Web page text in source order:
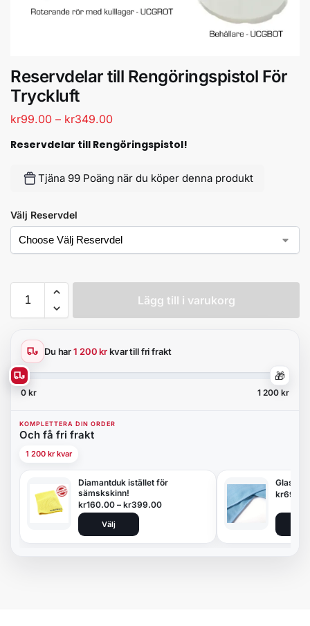
Reservdelar till Rengöringspistol För
Tryckluft
kr99.00 – kr349.00
Reservdelar till Rengöringspistol!
Tjäna 99 Poäng när du köper denna produkt
Välj Reservdel
Lägg till i varukorg
Du har1 200 krkvar till fri frakt
🎁
0 kr 1 200 kr
KOMPLETTERA DIN ORDER
Och få fri frakt
1 200 kr kvar
Diamantduk istället för
sämskskinn!
kr160.00 – kr399.00
Välj
kr69.00